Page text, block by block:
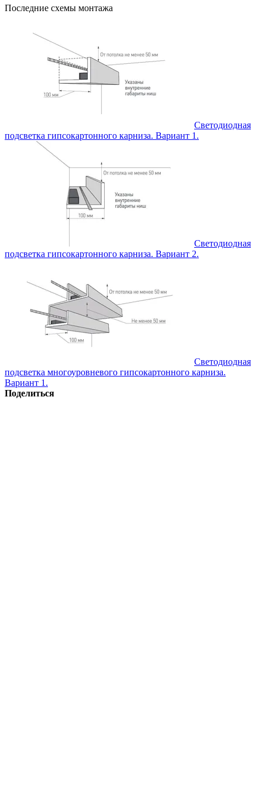
Последние схемы монтажа
Светодиодная
подсветка гипсокартонного карниза. Вариант 1.
Светодиодная
подсветка гипсокартонного карниза. Вариант 2.
Светодиодная
подсветка многоуровневого гипсокартонного карниза.
Вариант 1.
Поделиться